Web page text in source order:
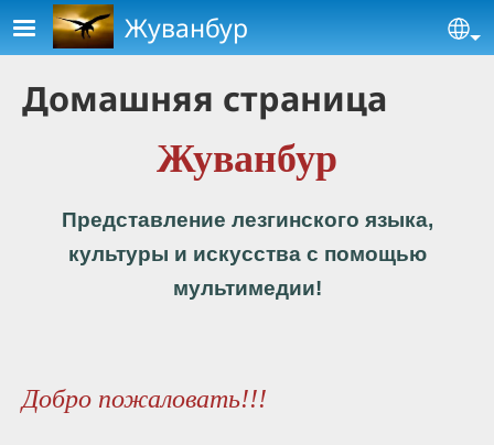
Skip to main content
Жуванбур
Домашняя страница
Жуванбур
Представление лезгинского языка,
культуры и искусства с помощью
мультимедии!
Добро пожаловать!!!